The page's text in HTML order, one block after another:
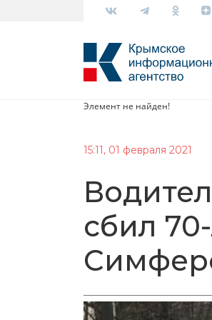
Элемент не найден!
15:11, 01 февраля 2021
сбил